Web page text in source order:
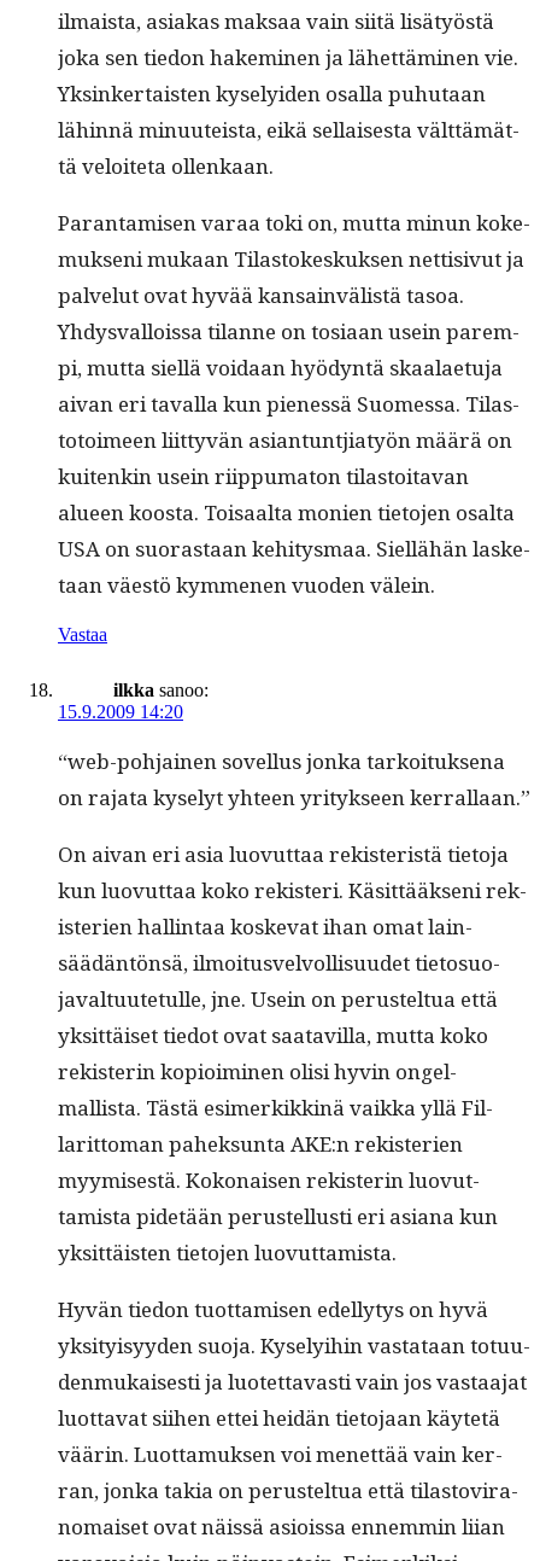
ilmaista, asi­akas mak­saa vain siitä lisä­työstä
joka sen tiedon hakem­i­nen ja lähet­tämi­nen vie.
Yksinker­tais­ten kyse­lyi­den osal­la puhutaan
lähin­nä min­u­uteista, eikä sel­l­ais­es­ta vält­tämät­
tä veloite­ta ollenkaan.
Paran­tamisen varaa toki on, mut­ta min­un koke­
muk­seni mukaan Tilas­tokeskuk­sen net­ti­sivut ja
palve­lut ovat hyvää kan­sain­välistä tasoa.
Yhdys­val­lois­sa tilanne on tosi­aan usein parem­
pi, mut­ta siel­lä voidaan hyö­dyn­tä skaalae­tu­ja
aivan eri taval­la kun pienessä Suomes­sa. Tilas­
to­toimeen liit­tyvän asiantun­tji­atyön määrä on
kuitenkin usein riip­puma­ton tilas­toita­van
alueen koos­ta. Toisaal­ta monien tieto­jen osalta
USA on suo­ras­taan kehi­tys­maa. Siel­lähän las­ke­
taan väestö kymme­nen vuo­den välein.
Vastaa
ilkka sanoo:
15.9.2009 14:20
“web-poh­jainen sovel­lus jon­ka tarkoituk­se­na
on raja­ta kyse­lyt yhteen yri­tyk­seen kerrallaan.”
On aivan eri asia luovut­taa rek­ister­istä tieto­ja
kun luovut­taa koko rek­isteri. Käsit­tääk­seni rek­
iste­rien hallintaa koske­vat ihan omat lain­
säädän­tön­sä, ilmoi­tusvelvol­lisu­udet tieto­suo­
javal­tu­ute­tulle, jne. Usein on perustel­tua että
yksit­täiset tiedot ovat saatavil­la, mut­ta koko
rek­isterin kopi­oimi­nen olisi hyvin ongel­
mallista. Tästä esimerkikkinä vaik­ka yllä Fil­
larit­toman pahek­sun­ta AKE:n rek­iste­rien
myymis­es­tä. Kokon­aisen rek­isterin luovut­
tamista pide­tään perustel­lusti eri asiana kun
yksit­täis­ten tieto­jen luovuttamista.
Hyvän tiedon tuot­tamisen edel­ly­tys on hyvä
yksi­ty­isyy­den suo­ja. Kyse­ly­i­hin vas­tataan totu­u­
den­mukaises­ti ja luotet­tavasti vain jos vas­taa­jat
luot­ta­vat siihen ettei hei­dän tieto­jaan käytetä
väärin. Luot­ta­muk­sen voi menet­tää vain ker­
ran, jon­ka takia on perustel­tua että tilas­tovi­ra­
nomaiset ovat näis­sä asiois­sa ennem­min liian